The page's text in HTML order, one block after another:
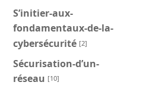
S’initier-aux-
fondamentaux-de-la-
cybersécurité [2]
Sécurisation-d’un-
réseau [10]